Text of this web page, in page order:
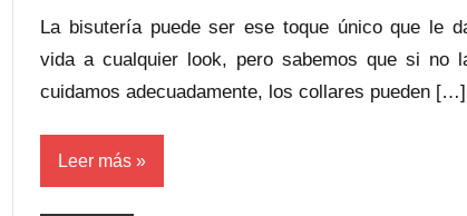
La bisutería puede ser ese toque único que le
vida a cualquier look, pero sabemos que si no
cuidamos adecuadamente, los collares pueden […]
Leer más